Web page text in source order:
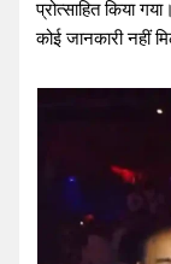
प्रोत्साहित किया
कोई जानकारी नहीं